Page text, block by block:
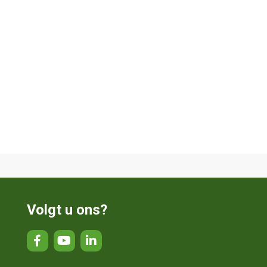
Volgt u ons?